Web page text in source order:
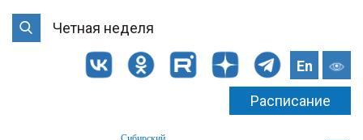
Четная неделя
En
Расписание